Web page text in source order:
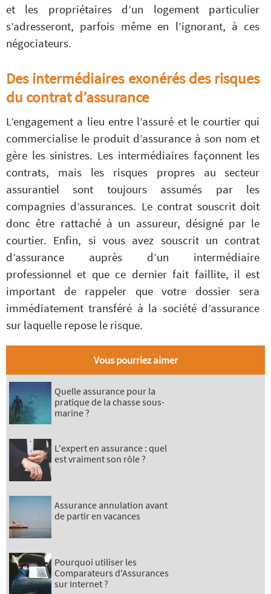
et les propriétaires d’un logement particulier
s’adresseront, parfois même en l’ignorant, à ces
négociateurs.
Des intermédiaires exonérés des risques
du contrat d’assurance
L’engagement a lieu entre l’assuré et le courtier qui
commercialise le produit d’assurance à son nom et
gère les sinistres. Les intermédiaires façonnent les
contrats, mais les risques propres au secteur
assurantiel sont toujours assumés par les
compagnies d’assurances. Le contrat souscrit doit
donc être rattaché à un assureur, désigné par le
courtier. Enfin, si vous avez souscrit un contrat
d’assurance auprès d’un intermédiaire
professionnel et que ce dernier fait faillite, il est
important de rappeler que votre dossier sera
immédiatement transféré à la société d’assurance
sur laquelle repose le risque.
Vous pourriez aimer
Quelle assurance pour la
pratique de la chasse sous-
marine ?
L'expert en assurance : quel
est vraiment son rôle ?
Assurance annulation avant
de partir en vacances
Pourquoi utiliser les
Comparateurs d'Assurances
sur Internet ?